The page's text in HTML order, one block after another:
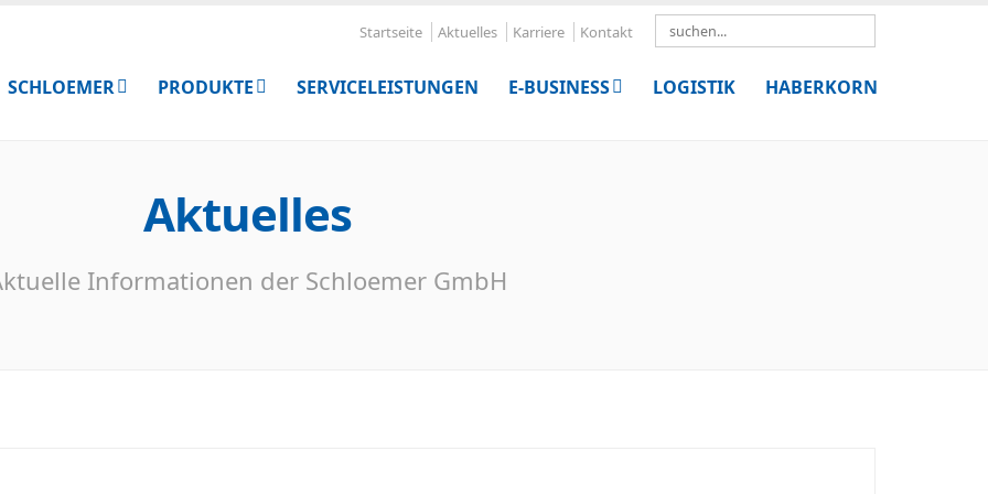
Startseite Aktuelles Karriere Kontakt
SCHLOEMER PRODUKTE SERVICELEISTUNGEN E-BUSINESS LOGISTIK HABERKORN
Aktuelles
Informationen der Schloemer GmbH